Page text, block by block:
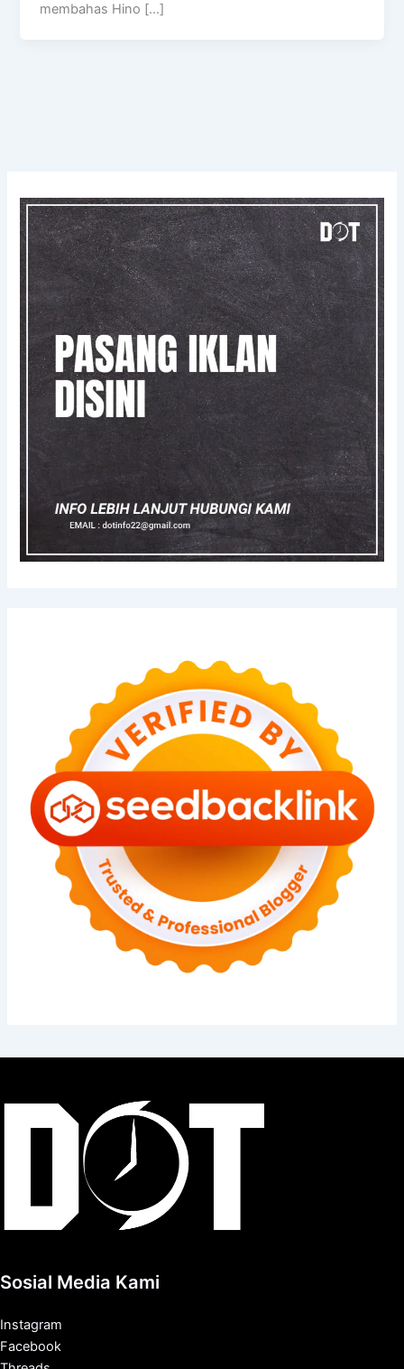
membahas Hino […]
Sosial Media Kami
Instagram
Facebook